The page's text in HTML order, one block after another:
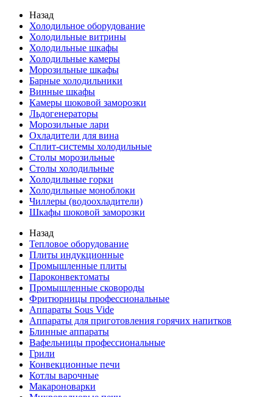
Назад
Холодильное оборудование
Холодильные витрины
Холодильные шкафы
Холодильные камеры
Морозильные шкафы
Барные холодильники
Винные шкафы
Камеры шоковой заморозки
Льдогенераторы
Морозильные лари
Охладители для вина
Сплит-системы холодильные
Столы морозильные
Столы холодильные
Холодильные горки
Холодильные моноблоки
Чиллеры (водоохладители)
Шкафы шоковой заморозки
Назад
Тепловое оборудование
Плиты индукционные
Промышленные плиты
Пароконвектоматы
Промышленные сковороды
Фритюрницы профессиональные
Аппараты Sous Vide
Аппараты для приготовления горячих напитков
Блинные аппараты
Вафельницы профессиональные
Грили
Конвекционные печи
Котлы варочные
Макароноварки